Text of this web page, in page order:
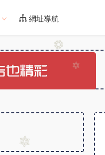
網址導航